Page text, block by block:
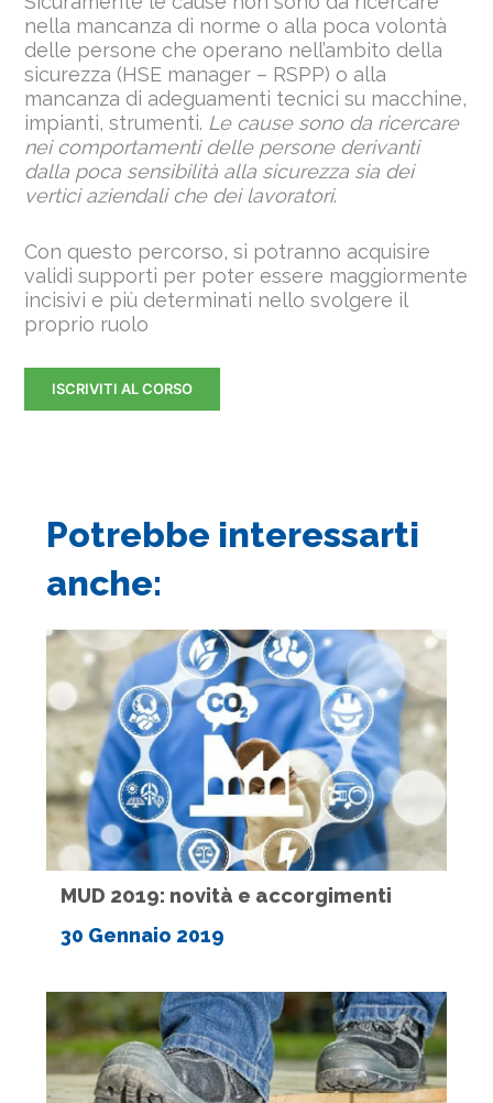
nella mancanza di norme o alla poca volontà
delle persone che operano nell’ambito della
sicurezza (HSE manager – RSPP) o alla
mancanza di adeguamenti tecnici su macchine,
impianti, strumenti. Le cause sono da ricercare
nei comportamenti delle persone derivanti
dalla poca sensibilità alla sicurezza sia dei
vertici aziendali che dei lavoratori.
Con questo percorso, si potranno acquisire
validi supporti per poter essere maggiormente
incisivi e più determinati nello svolgere il
proprio ruolo
ISCRIVITI AL CORSO
Potrebbe interessarti
anche:
MUD 2019: novità e accorgimenti
30 Gennaio 2019